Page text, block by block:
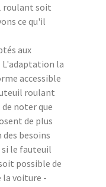
roulant soit
ce qu'il
aux
L'adaptation la
accessible
roulant
noter que
de plus
besoins
si le fauteuil
possible de
la voiture -